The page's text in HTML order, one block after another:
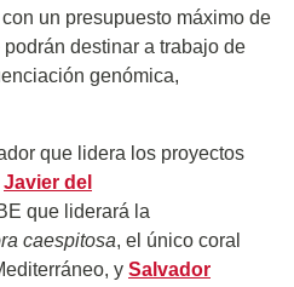
un presupuesto máximo de
destinar a trabajo de
genómica,
que lidera los proyectos
Javier del
que liderará la
caespitosa, el único coral
y Salvador